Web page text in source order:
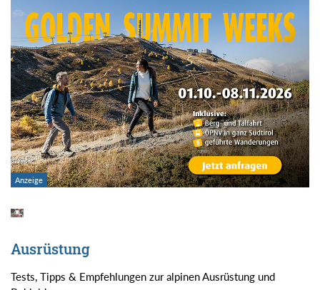
Ausrüstung
Tests, Tipps & Empfehlungen zur alpinen Ausrüstung und